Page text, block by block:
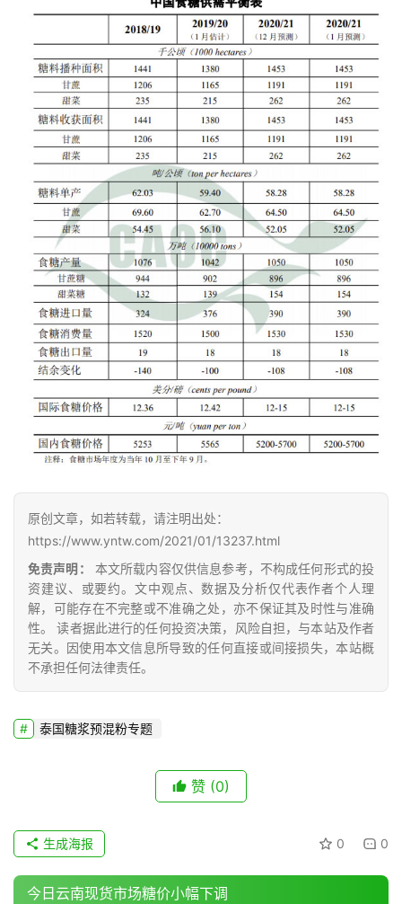
价
专
题
地
道
链
原创文章，如若转载，请注明出处：
https://www.yntw.com/2021/01/13237.html
免责声明：
本文所载内容仅供信息参考，不构成任何形式的投
资建议、或要约。文中观点、数据及分析仅代表作者个人理
解，可能存在不完整或不准确之处，亦不保证其及时性与准确
性。 读者据此进行的任何投资决策，风险自担，与本站及作者
无关。因使用本文信息所导致的任何直接或间接损失，本站概
不承担任何法律责任。
泰国糖浆预混粉专题
赞 (0)
0 0
生成海报
今日云南现货市场糖价小幅下调